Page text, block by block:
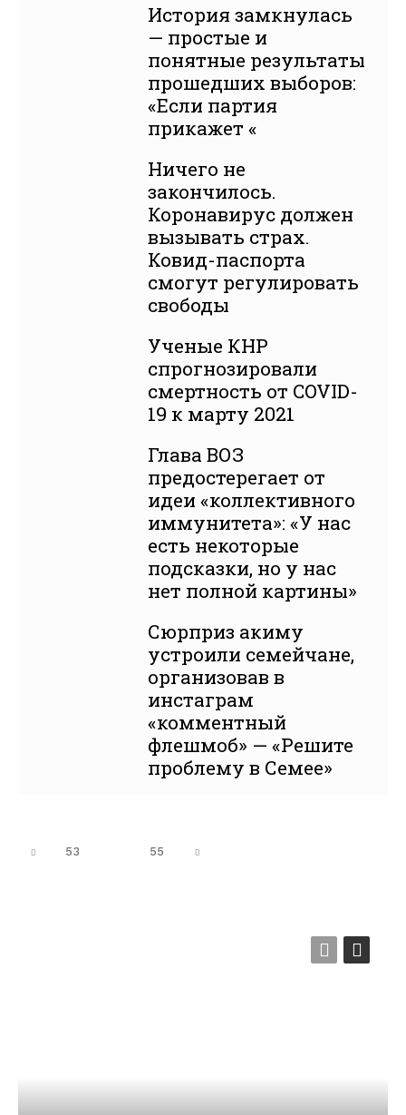
История замкнулась
— простые и
понятные результаты
прошедших выборов:
«Если партия
прикажет «
Ничего не
закончилось.
Коронавирус должен
вызывать страх.
Ковид-паспорта
смогут регулировать
свободы
Ученые КНР
спрогнозировали
смертность от COVID-
19 к марту 2021
Глава ВОЗ
предостерегает от
идеи «коллективного
иммунитета»: «У нас
есть некоторые
подсказки, но у нас
нет полной картины»
Сюрприз акиму
устроили семейчане,
организовав в
инстаграм
«комментный
флешмоб» — «Решите
проблему в Семее»
53 55